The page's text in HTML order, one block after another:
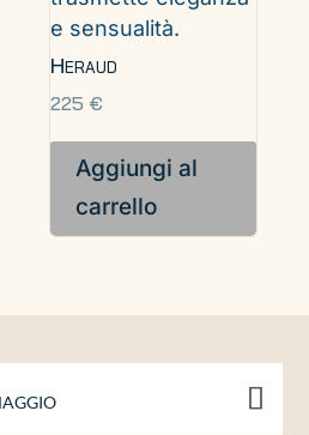
Heraud
225 €
Aggiungi al
carrello